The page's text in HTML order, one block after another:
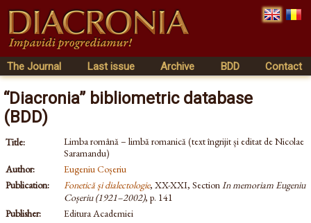
The Journal Last issue Archive BDD Contact
“Diacronia” bibliometric database
(BDD)
Title:
Limba română – limbă romanică (text îngrijit și editat de Nicolae
Saramandu)
Author:
Eugeniu Coșeriu
Publication:
Fonetică și dialectologie, XX-XXI, SectionIn memoriam Eugeniu
Coșeriu (1921–2002), p. 141
Publisher:
Editura Academiei